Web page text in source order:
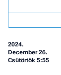
2024.
December 26.
Csütörtök 5:55